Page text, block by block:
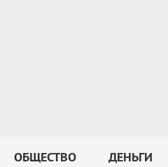
ОБЩЕСТВО ДЕНЬГИ